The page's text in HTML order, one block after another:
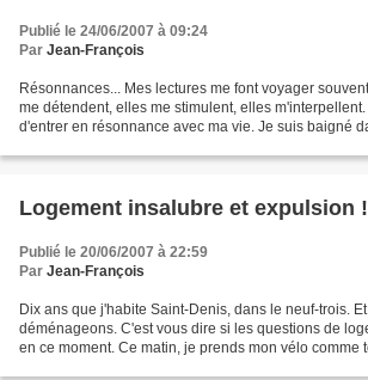
Publié le 24/06/2007 à 09:24
Par Jean-François
Résonnances... Mes lectures me font voyager
me détendent, elles me stimulent, elles
d'entrer en résonnance avec ma vie. Je suis baigné
Logement insalubre et expulsion !
Publié le 20/06/2007 à 22:59
Par Jean-François
Dix ans que j'habite Saint-Denis, dans le neuf-trois.
déménageons. C'est vous dire si les questions de
en ce moment. Ce matin, je prends mon vélo comme